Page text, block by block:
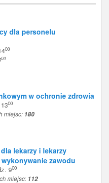
dla personelu
00
00
w ochronie zdrowia
00
miejsc: 180
lekarzy i lekarzy
zawodu
900
miejsc: 112